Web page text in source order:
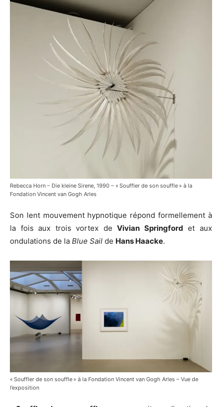
Rebecca Horn – Die kleine Sirene, 1990 – « Souffler de son souffle » à la
Fondation Vincent van Gogh Arles
Son lent mouvement hypnotique répond formellement à
la fois aux trois vortex deVivian Springford et aux
ondulations de la Blue Sail de Hans Haacke.
« Souffler de son souffle » à la Fondation Vincent van Gogh Arles – Vue de
l’exposition